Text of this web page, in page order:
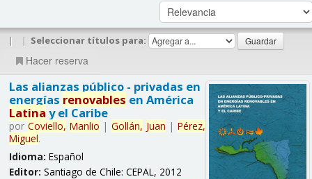
| | Seleccionar títulos para:
Hacer reserva
Las alianzas público - privadas en
energías renovables en América
Latina y el Caribe
por Coviello, Manlio | Gollán, Juan | Pérez,
Miguel.
Idioma: Español
Editor: Santiago de Chile: CEPAL, 2012